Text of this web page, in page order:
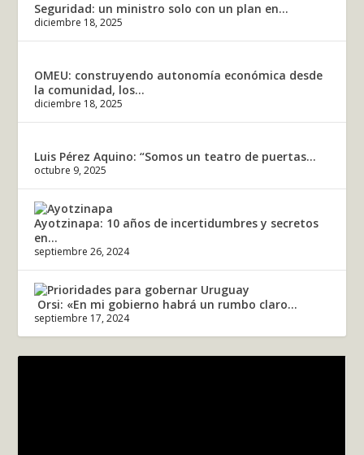
Seguridad: un ministro solo con un plan en...
diciembre 18, 2025
OMEU: construyendo autonomía económica desde
la comunidad, los...
diciembre 18, 2025
Luis Pérez Aquino: “Somos un teatro de puertas...
octubre 9, 2025
Ayotzinapa: 10 años de incertidumbres y secretos
en...
septiembre 26, 2024
Orsi: «En mi gobierno habrá un rumbo claro...
septiembre 17, 2024